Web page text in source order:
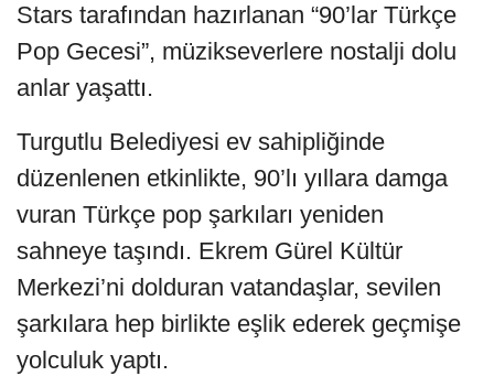
Stars tarafından hazırlanan “90’lar Türkçe
Pop Gecesi”, müzikseverlere nostalji dolu
anlar yaşattı.
Turgutlu Belediyesi ev sahipliğinde
düzenlenen etkinlikte, 90’lı yıllara damga
vuran Türkçe pop şarkıları yeniden
sahneye taşındı. Ekrem Gürel Kültür
Merkezi’ni dolduran vatandaşlar, sevilen
şarkılara hep birlikte eşlik ederek geçmişe
yolculuk yaptı.